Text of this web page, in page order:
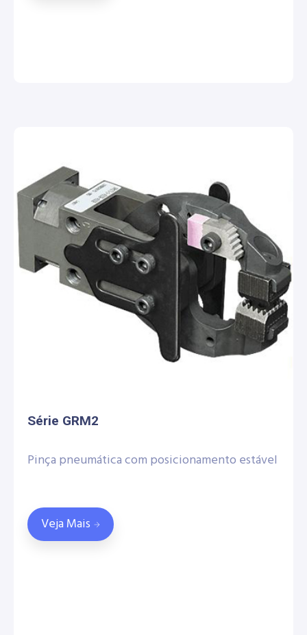
Série GRM2
Pinça pneumática com posicionamento estável
Veja Mais